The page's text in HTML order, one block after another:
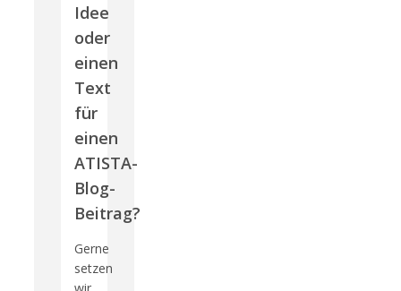
Idee
oder
einen
Text
für
einen
ATISTA-
Blog-
Beitrag?
Gerne
setzen